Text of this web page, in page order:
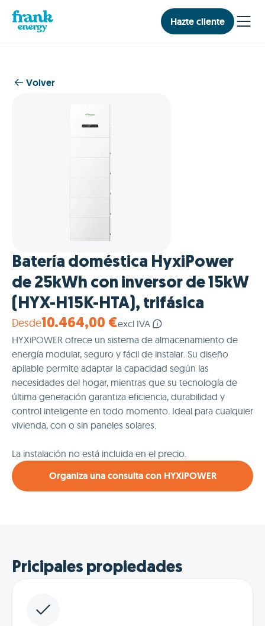
Hazte cliente
Volver
Batería doméstica HyxiPower
de 25kWh con inversor de 15kW
(HYX-H15K-HTA), trifásica
Desde10.464,00 €excl IVA
HYXiPOWER ofrece un sistema de almacenamiento de
energía modular, seguro y fácil de instalar. Su diseño
apilable permite adaptar la capacidad según las
necesidades del hogar, mientras que su tecnología de
última generación garantiza eficiencia, durabilidad y
control inteligente en todo momento. Ideal para cualquier
vivienda, con o sin paneles solares.
La instalación no está incluida en el precio.
Organiza una consulta con HYXiPOWER
Pricipales propiedades